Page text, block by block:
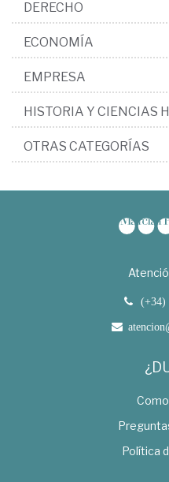
DERECHO
ECONOMÍA
EMPRESA
HISTORIA Y CIENCIAS
OTRAS CATEGORÍAS
(+34)
Política